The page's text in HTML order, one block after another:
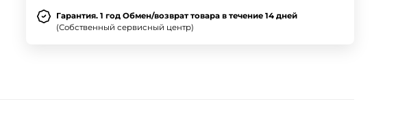
Гарантия. 1 год Обмен/возврат товара в течение 14 дней
(Собственный сервисный центр)